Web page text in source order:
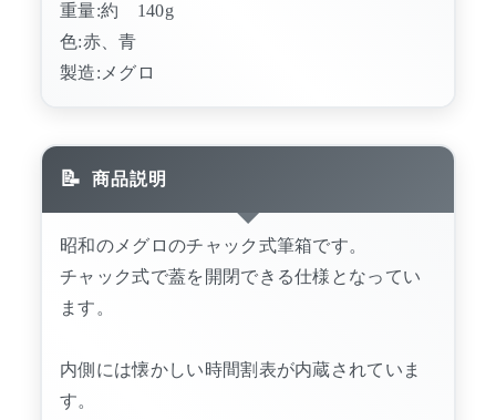
重量:約 140g
色:赤、青
製造:メグロ
商品説明
昭和のメグロのチャック式筆箱です。
チャック式で蓋を開閉できる仕様となってい
ます。
内側には懐かしい時間割表が内蔵されていま
す。